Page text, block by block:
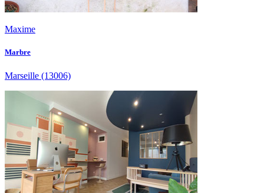
Maxime
Marbre
Marseille (13006)